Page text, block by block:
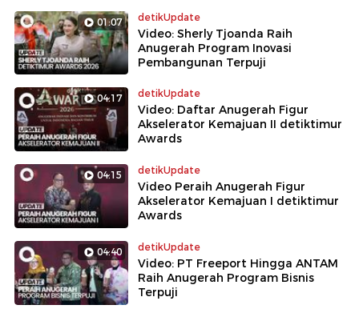
01:07 detikUpdate
Video: Sherly Tjoanda Raih
Anugerah Program Inovasi
Pembangunan Terpuji
04:17 detikUpdate
Video: Daftar Anugerah Figur
Akselerator Kemajuan II detiktimur
Awards
04:15 detikUpdate
Video Peraih Anugerah Figur
Akselerator Kemajuan I detiktimur
Awards
04:40 detikUpdate
Video: PT Freeport Hingga ANTAM
Raih Anugerah Program Bisnis
Terpuji